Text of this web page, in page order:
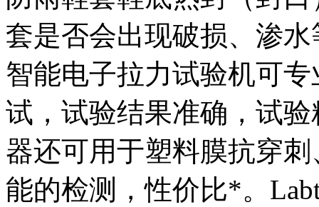
套是否会出现破损、渗
智能电子拉力试验机可
试，试验结果准确，试
器还可用于塑料膜抗穿
能的检测，性价比*。